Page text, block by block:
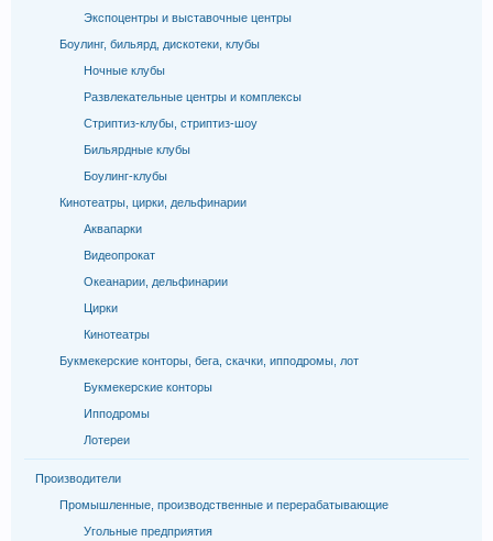
Экспоцентры и выставочные центры
Боулинг, бильярд, дискотеки, клубы
Ночные клубы
Развлекательные центры и комплексы
Стриптиз-клубы, стриптиз-шоу
Бильярдные клубы
Боулинг-клубы
Кинотеатры, цирки, дельфинарии
Аквапарки
Видеопрокат
Океанарии, дельфинарии
Цирки
Кинотеатры
Букмекерские конторы, бега, скачки, ипподромы, лот
Букмекерские конторы
Ипподромы
Лотереи
Производители
Промышленные, производственные и перерабатывающие
Угольные предприятия